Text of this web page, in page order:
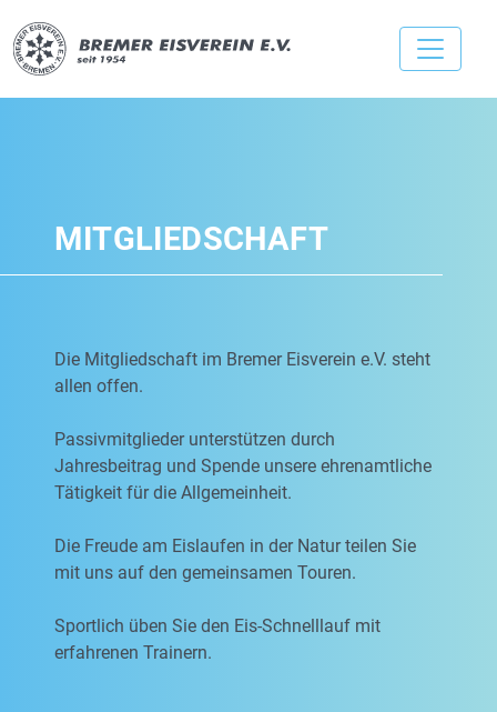
MITGLIEDSCHAFT
Die Mitgliedschaft im Bremer Eisverein e.V. steht
allen offen.
Passivmitglieder unterstützen durch
Jahresbeitrag und Spende unsere ehrenamtliche
Tätigkeit für die Allgemeinheit.
Die Freude am Eislaufen in der Natur teilen Sie
mit uns auf den gemeinsamen Touren.
Sportlich üben Sie den Eis-Schnelllauf mit
erfahrenen Trainern.